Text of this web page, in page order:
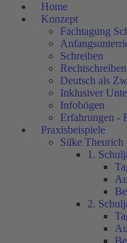
Home
Konzept
Fachtagung
Schreiben
Rechtschreiben
Deutsch als
Inklusiver
Infobögen
Erfahrungen -
Praxisbeispiele
Silke Theurich
1.
2.